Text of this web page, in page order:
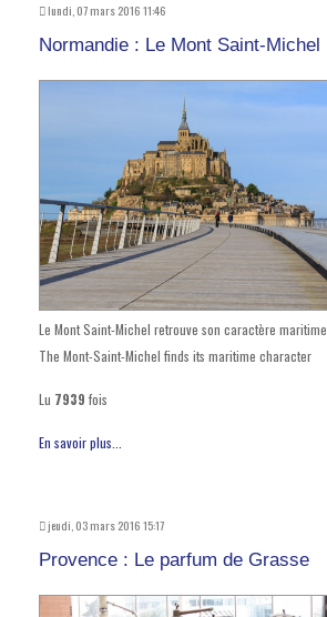
lundi, 07 mars 2016 11:46
Normandie : Le Mont Saint-Michel
Le Mont Saint-Michel retrouve son caractère maritime
The Mont-Saint-Michel finds its maritime character
Lu 7939 fois
En savoir plus...
jeudi, 03 mars 2016 15:17
Provence : Le parfum de Grasse